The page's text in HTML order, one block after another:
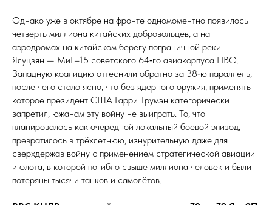
Однако уже в октябре на фронте одномоментно появилось
четверть миллиона китайских добровольцев, а на
аэродромах на китайском берегу пограничной реки
Ялуцзян — МиГ–15 советского 64‑го авиакорпуса ПВО.
Западную коалицию оттеснили обратно за 38‑ю параллель,
после чего стало ясно, что без ядерного оружия, применять
которое президент США Гарри Трумэн категорически
запретил, южанам эту войну не выиграть. То, что
планировалось как очередной локальный боевой эпизод,
превратилось в трёх­лет­нюю, изнурительную даже для
сверхдержав войну с применением стратегической авиации
и флота, в которой погибло свыше миллиона человек и были
потеряны тысячи танков и самолётов.